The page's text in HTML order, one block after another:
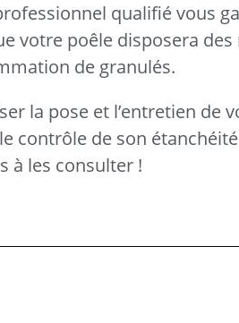
qualifié vous
votre poêle disposera
de granulés.
la pose et l’entretien de
contrôle de son
à les consulter !